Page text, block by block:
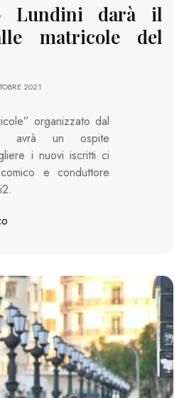
Lundini darà il
matricole del
2021
organizzato dal
avrà un ospite
i nuovi iscritti ci
e conduttore